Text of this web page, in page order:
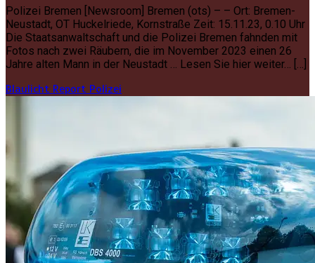
Polizei Bremen [Newsroom] Bremen (ots) – – Ort: Bremen-
Neustadt, OT Huckelriede, Kornstraße Zeit: 15.11.23, 0.10 Uhr
Die Staatsanwaltschaft und die Polizei Bremen fahnden mit
Fotos nach zwei Räubern, die im November 2023 einen 26
Jahre alten Mann in der Neustadt … Lesen Sie hier weiter… […]
Blaulicht Report Polizei